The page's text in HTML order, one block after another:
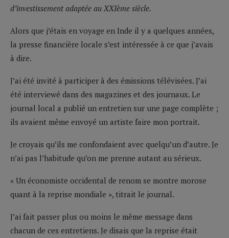
d’investissement adaptée au XXIème siècle.
Alors que j’étais en voyage en Inde il y a quelques années,
la presse financière locale s’est intéressée à ce que j’avais
à dire.
J’ai été invité à participer à des émissions télévisées. J’ai
été interviewé dans des magazines et des journaux. Le
journal local a publié un entretien sur une page complète ;
ils avaient même envoyé un artiste faire mon portrait.
Je croyais qu’ils me confondaient avec quelqu’un d’autre. Je
n’ai pas l’habitude qu’on me prenne autant au sérieux.
« Un économiste occidental de renom se montre morose
quant à la reprise mondiale », titrait le journal.
J’ai fait passer plus ou moins le même message dans
chacun de ces entretiens. Je disais que la reprise était